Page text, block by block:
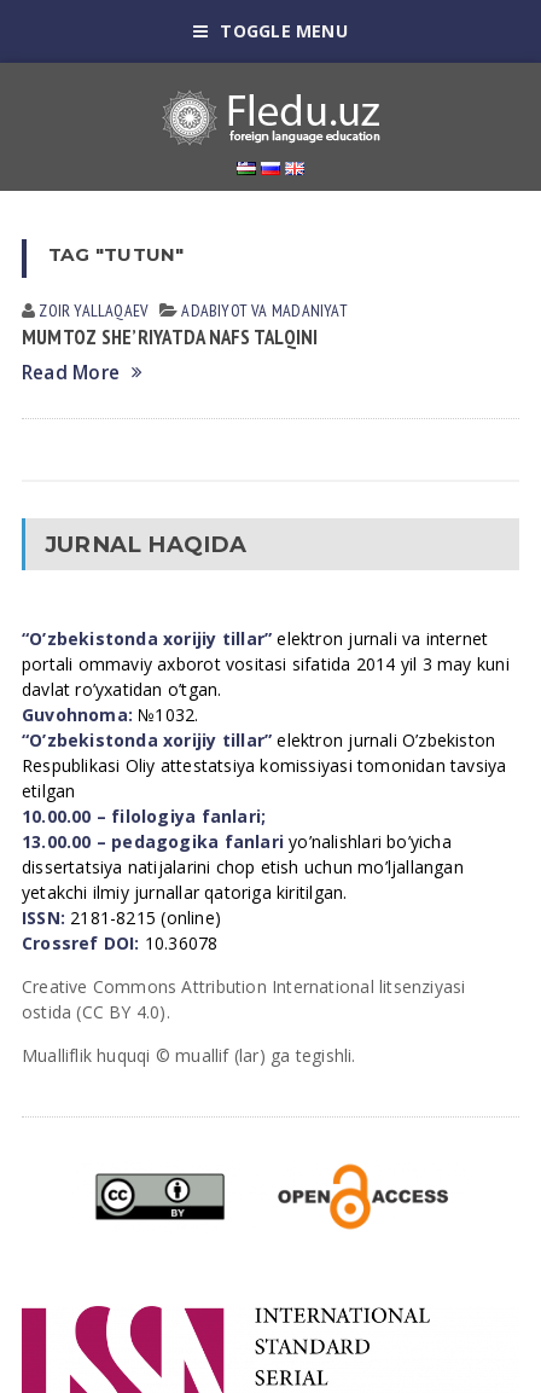
TOGGLE MENU
TAG "TUTUN"
ZOIR YALLАQАEV АDАBIYOT VА MАDАNIYAT
MUMTOZ SHE’RIYATDA NAFS TALQINI
Read More
JURNAL HAQIDA
“O’zbekistonda xorijiy tillar” elektron jurnali va internet
portali ommaviy axborot vositasi sifatida 2014 yil 3 may kuni
davlat ro’yxatidan o’tgan.
Guvohnoma: №1032.
“O’zbekistonda xorijiy tillar” elektron jurnali O’zbekiston
Respublikasi Oliy attestatsiya komissiyasi tomonidan tavsiya
etilgan
10.00.00 – filologiya fanlari;
13.00.00 – pedagogika fanlari yo’nalishlari bo’yicha
dissertatsiya natijalarini chop etish uchun mo’ljallangan
yetakchi ilmiy jurnallar qatoriga kiritilgan.
ISSN: 2181-8215 (online)
Crossref DOI: 10.36078
Creative Commons Attribution International litsenziyasi
ostida (CC BY 4.0).
Mualliflik huquqi © muallif (lar) ga tegishli.